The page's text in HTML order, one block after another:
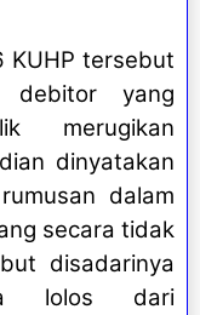
KUHP tersebut
yang
merugikan
dinyatakan
dalam
secara tidak
disadarinya
lolos dari